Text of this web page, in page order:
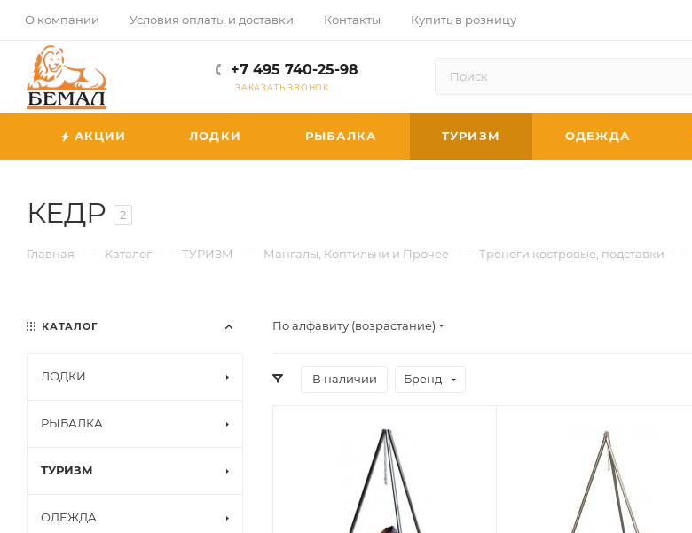
О компании Условия оплаты и доставки Контакты Купить в розницу
+7 495 740-25-98
ЗАКАЗАТЬ ЗВОНОК
АКЦИИ ЛОДКИ РЫБАЛКА ТУРИЗМ ОДЕЖДА
КЕДР 2
Главная — Каталог — ТУРИЗМ — Мангалы, Коптильни и Прочее — Треноги костровые, подставки —
По алфавиту (возрастание)
В наличии Бренд
КАТАЛОГ
ЛОДКИ
РЫБАЛКА
ТУРИЗМ
ОДЕЖДА